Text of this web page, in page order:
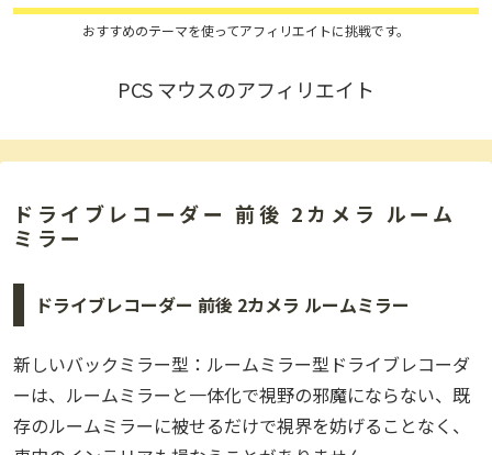
おすすめのテーマを使ってアフィリエイトに挑戦です。
PCS マウスのアフィリエイト
ドライブレコーダー 前後 2カメラ ルーム
ミラー
ドライブレコーダー 前後 2カメラ ルームミラー
新しいバックミラー型：ルームミラー型ドライブレコーダ
ーは、ルームミラーと一体化で視野の邪魔にならない、既
存のルームミラーに被せるだけで視界を妨げることなく、